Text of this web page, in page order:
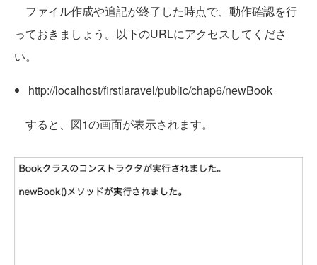
ファイル作成や追記が終了した時点で、動作確認を行
っておきましょう。以下のURLにアクセスしてくださ
い。
http://localhost/firstlaravel/public/chap6/newBook
すると、図1の画面が表示されます。